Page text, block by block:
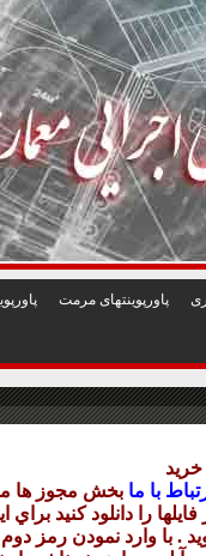
4 5